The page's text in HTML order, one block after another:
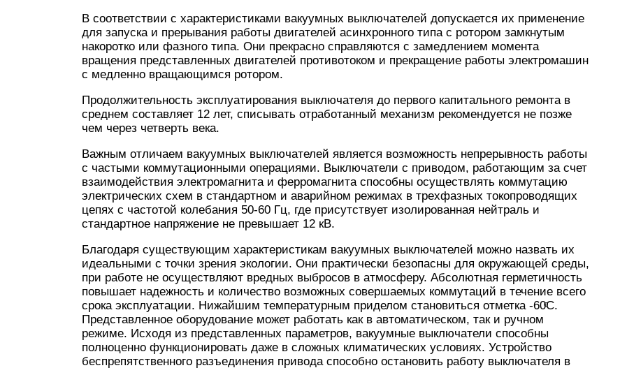
В соответствии с характеристиками вакуумных выключателей допускается их применение
для запуска и прерывания работы двигателей асинхронного типа с ротором замкнутым
накоротко или фазного типа. Они прекрасно справляются с замедлением момента
вращения представленных двигателей противотоком и прекращение работы электромашин
с медленно вращающимся ротором.
Продолжительность эксплуатирования выключателя до первого капитального ремонта в
среднем составляет 12 лет, списывать отработанный механизм рекомендуется не позже
чем через четверть века.
Важным отличаем вакуумных выключателей является возможность непрерывность работы
с частыми коммутационными операциями. Выключатели с приводом, работающим за счет
взаимодействия электромагнита и ферромагнита способны осуществлять коммутацию
электрических схем в стандартном и аварийном режимах в трехфазных токопроводящих
цепях с частотой колебания 50-60 Гц, где присутствует изолированная нейтраль и
стандартное напряжение не превышает 12 кВ.
Благодаря существующим характеристикам вакуумных выключателей можно назвать их
идеальными с точки зрения экологии. Они практически безопасны для окружающей среды,
при работе не осуществляют вредных выбросов в атмосферу. Абсолютная герметичность
повышает надежность и количество возможных совершаемых коммутаций в течение всего
срока эксплуатации. Нижайшим температурным приделом становиться отметка -60ͦС.
Представленное оборудование может работать как в автоматическом, так и ручном
режиме. Исходя из представленных параметров, вакуумные выключатели способны
полноценно функционировать даже в сложных климатических условиях. Устройство
беспрепятственного разъединения привода способно остановить работу выключателя в